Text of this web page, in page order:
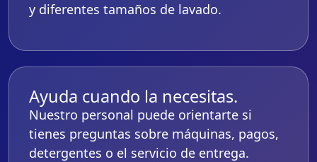
y diferentes tamaños de lavado.
Ayuda cuando la necesitas.
Nuestro personal puede orientarte si
tienes preguntas sobre máquinas, pagos,
detergentes o el servicio de entrega.